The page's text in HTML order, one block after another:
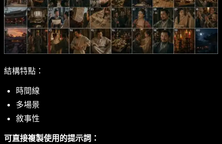
結構特點：
時間線
多場景
敘事性
可直接複製使用的提示詞：